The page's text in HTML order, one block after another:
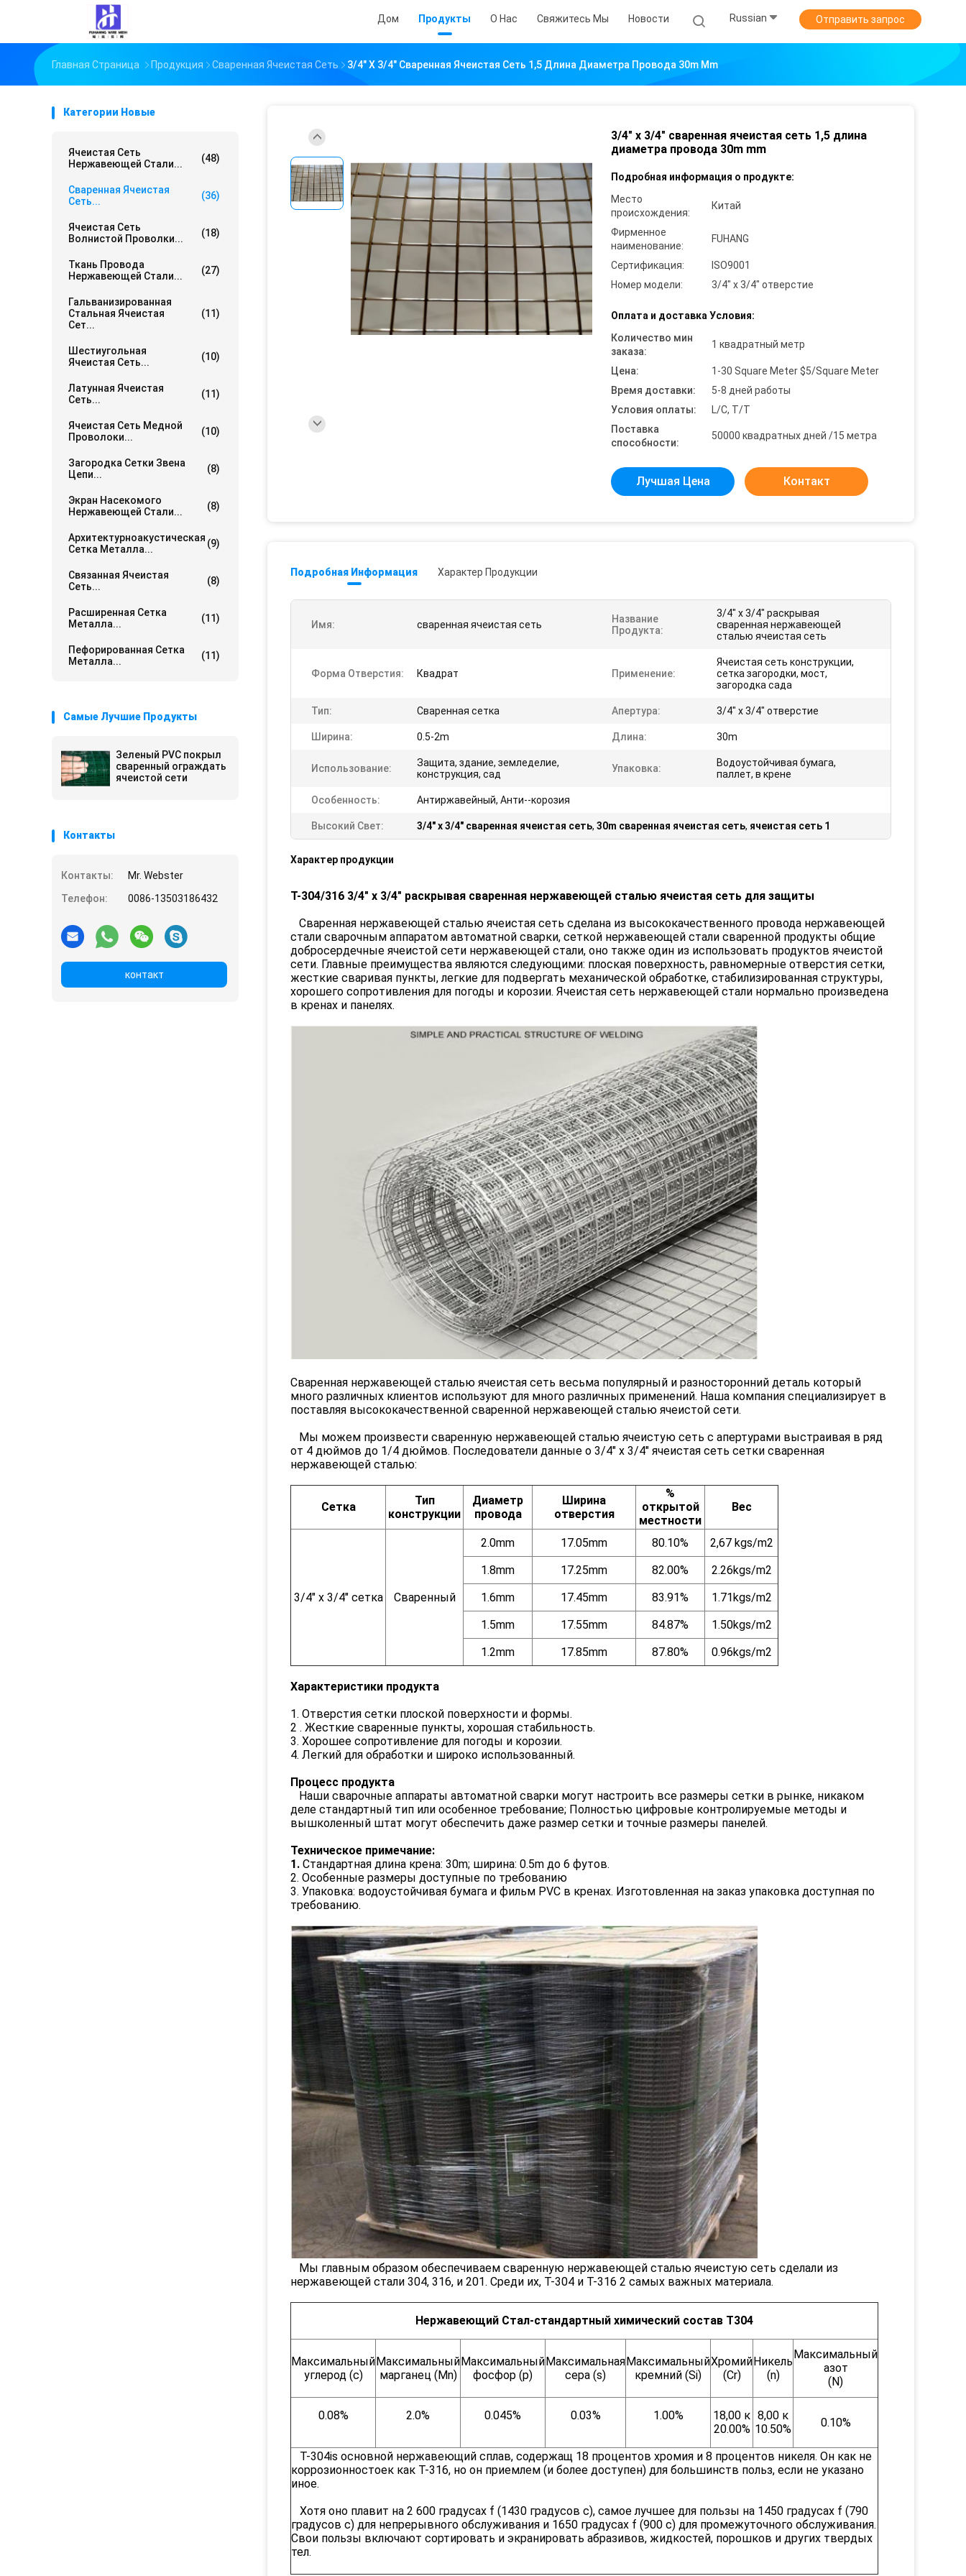
Дом Продукты О Нас Свяжитесь Мы Новости Russian Отправить запрос
Главная Страница Продукция Сваренная Ячеистая Сеть 3/4" X 3/4" Сваренная Ячеистая Сеть 1,5 Длина Диаметра Провода 30m Mm
Категории Новые
Ячеистая Сеть
Нержавеющей Стали...
(48)
Сваренная Ячеистая
Сеть...
(36)
Ячеистая Сеть
Волнистой Проволки...
(18)
Ткань Провода
Нержавеющей Стали...
(27)
Гальванизированная
Стальная Ячеистая
Сет...
(11)
Шестиугольная
Ячеистая Сеть...
(10)
Латунная Ячеистая
Сеть...
(11)
Ячеистая Сеть Медной
Проволоки...
(10)
Загородка Сетки Звена
Цепи...
(8)
Экран Насекомого
Нержавеющей Стали...
(8)
Архитектурноакустическая
Сетка Металла...
(9)
Связанная Ячеистая
Сеть...
(8)
Расширенная Сетка
Металла...
(11)
Пефорированная Сетка
Металла...
(11)
Самые Лучшие Продукты
Зеленый PVC покрыл
сваренный ограждать
ячеистой сети
Контакты
Контакты:
Mr. Webster
Телефон:
0086-13503186432
контакт
3/4" x 3/4" сваренная ячеистая сеть 1,5 длина
диаметра провода 30m mm
Подробная информация о продукте:
Место
происхождения:
Китай
Фирменное
наименование:
FUHANG
Сертификация:
ISO9001
Номер модели:
3/4" x 3/4" отверстие
Оплата и доставка Условия:
Количество мин
заказа:
1 квадратный метр
Цена:
1-30 Square Meter $5/Square Meter
Время доставки:
5-8 дней работы
Условия оплаты:
L/C, T/T
Поставка
способности:
50000 квадратных дней /15 метра
Лучшая Цена Контакт
Подробная Информация Характер Продукции
Имя: сваренная ячеистая сеть
Название
Продукта:
3/4" x 3/4" раскрывая
сваренная нержавеющей
сталью ячеистая сеть
Форма Отверстия: Квадрат Применение:
Ячеистая сеть конструкции,
сетка загородки, мост,
загородка сада
Тип: Сваренная сетка Апертура: 3/4" x 3/4" отверстие
Ширина: 0.5-2m Длина: 30m
Использование:
Защита, здание, земледелие,
конструкция, сад
Упаковка:
Водоустойчивая бумага,
паллет, в крене
Особенность: Антиржавейный, Анти--корозия
Высокий Свет: 3/4" x 3/4" сваренная ячеистая сеть, 30m сваренная ячеистая сеть, ячеистая сеть 1
Характер продукции
T-304/316 3/4" x 3/4" раскрывая сваренная нержавеющей сталью ячеистая сеть для защиты
Сваренная нержавеющей сталью ячеистая сеть сделана из высококачественного провода нержавеющей
стали сварочным аппаратом автоматной сварки, сеткой нержавеющей стали сваренной продукты общие
добросердечные ячеистой сети нержавеющей стали, оно также один из использовать продуктов ячеистой
сети. Главные преимущества являются следующими: плоская поверхность, равномерные отверстия сетки,
жесткие сваривая пункты, легкие для подвергать механической обработке, стабилизированная структуры,
хорошего сопротивления для погоды и корозии. Ячеистая сеть нержавеющей стали нормально произведена
в кренах и панелях.
Сваренная нержавеющей сталью ячеистая сеть весьма популярный и разносторонний деталь который
много различных клиентов используют для много различных применений. Наша компания специализирует в
поставляя высококачественной сваренной нержавеющей сталью ячеистой сети.
Мы можем произвести сваренную нержавеющей сталью ячеистую сеть с апертурами выстраивая в ряд
от 4 дюймов до 1/4 дюймов. Последователи данные о 3/4" x 3/4" ячеистая сеть сетки сваренная
нержавеющей сталью:
Сетка
Тип
конструкции
Диаметр
провода
Ширина
отверстия
%
открытой
местности
Вес
3/4" x 3/4" сетка Сваренный
2.0mm 17.05mm 80.10%
2,67 kgs/m2
1.8mm
17.25mm 82.00%
2.26kgs/m2
1.6mm
17.45mm 83.91%
1.71kgs/m2
1.5mm
17.55mm 84.87%
1.50kgs/m2
1.2mm
17.85mm 87.80% 0.96kgs/m2
Характеристики продукта
1. Отверстия сетки плоской поверхности и формы.
2 . Жесткие сваренные пункты, хорошая стабильность.
3. Хорошее сопротивление для погоды и корозии.
4. Легкий для обработки и широко использованный.
Процесс продукта
Наши сварочные аппараты автоматной сварки могут настроить все размеры сетки в рынке, никаком
деле стандартный тип или особенное требование; Полностью цифровые контролируемые методы и
вышколенный штат могут обеспечить даже размер сетки и точные размеры панелей.
Техническое примечание:
1. Стандартная длина крена: 30m; ширина: 0.5m до 6 футов.
2. Особенные размеры доступные по требованию
3. Упаковка: водоустойчивая бумага и фильм PVC в кренах. Изготовленная на заказ упаковка доступная по
требованию.
Мы главным образом обеспечиваем сваренную нержавеющей сталью ячеистую сеть сделали из
нержавеющей стали 304, 316, и 201. Среди их, T-304 и T-316 2 самых важных материала.
Нержавеющий Стал-стандартный химический состав T304
Максимальный
углерод (c)
Максимальный
марганец (Mn)
Максимальный
фосфор (p)
Максимальная
сера (s)
Максимальный
кремний (Si)
Хромий
(Cr)
Никель
(n)
Максимальный
азот
(N)
0.08% 2.0% 0.045% 0.03% 1.00%
18,00 к
20.00%
8,00 к
10.50%
0.10%
T-304is основной нержавеющий сплав, содержащ 18 процентов хромия и 8 процентов никеля. Он как не
коррозионностоек как T-316, но он приемлем (и более доступен) для большинств польз, если не указано
иное.
Хотя оно плавит на 2 600 градусах f (1430 градусов c), самое лучшее для пользы на 1450 градусах f (790
градусов c) для непрерывного обслуживания и 1650 градусах f (900 c) для промежуточного обслуживания.
Свои пользы включают сортировать и экранировать абразивов, жидкостей, порошков и других твердых
тел.